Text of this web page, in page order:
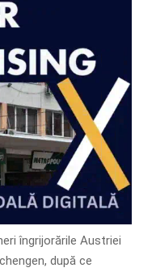
îngrijorările Austriei
după ce